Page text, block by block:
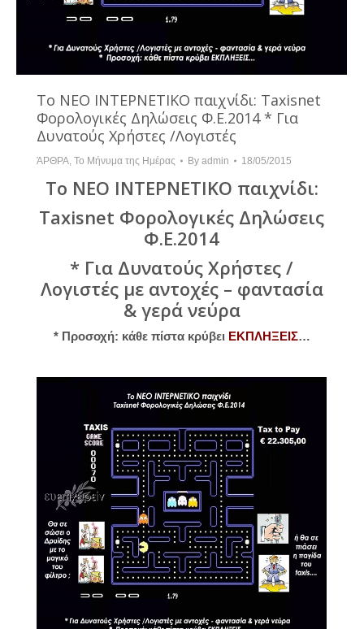
To ΝΕΟ ΙΝΤΕΡΝΕΤΙΚΟ παιχνίδι: Taxisnet
Φορολογικές Δηλώσεις Φ.Ε.2014 * Για
Δυνατούς Χρήστες /Λογιστές
ΆΡΘΡΑ, Το Μήνυμα της Ημέρας By admin 18/05/2015
To ΝΕΟ ΙΝΤΕΡΝΕΤΙΚΟ παιχνίδι:
Taxisnet Φορολογικές Δηλώσεις
Φ.Ε.2014
* Για Δυνατούς Χρήστες /
Λογιστές με αντοχές – φαντασία
& γερά νεύρα
* Προσοχή: κάθε πίστα κρύβει ΕΚΠΛΗΞΕΙΣ…